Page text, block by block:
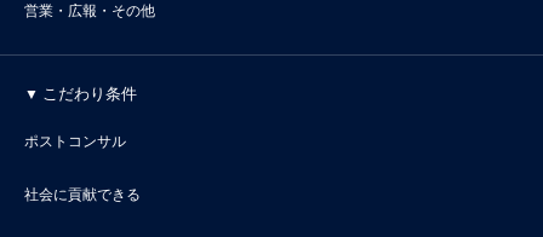
営業・広報・その他
こだわり条件
ポストコンサル
社会に貢献できる